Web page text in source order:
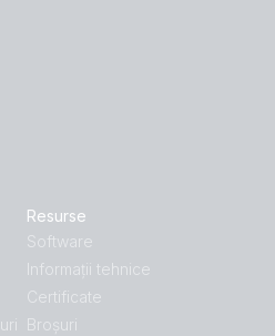
Resurse
Software
Informații tehnice
Certificate
Broșuri